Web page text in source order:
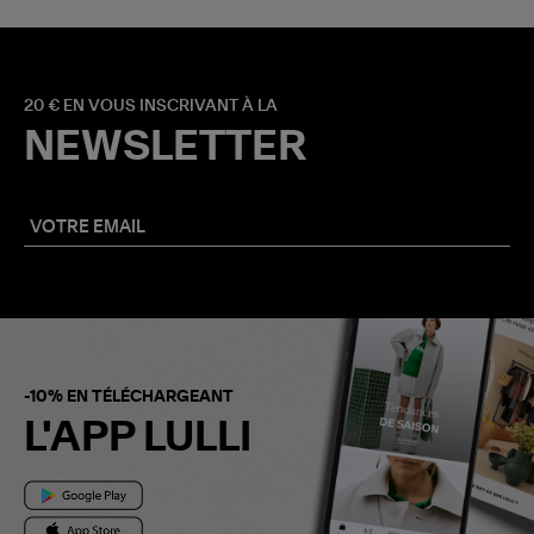
20 € EN VOUS INSCRIVANT À LA
NEWSLETTER
-10% EN TÉLÉCHARGEANT
L'APP LULLI